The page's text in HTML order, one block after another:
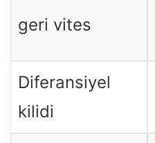
geri vites
Diferansiyel
kilidi